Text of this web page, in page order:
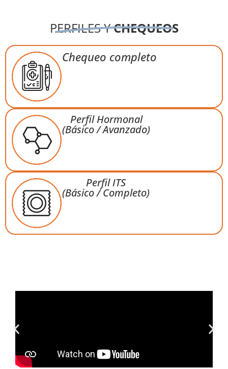
PERFILES YCHEQUEOS
Chequeo completo
Perfil Hormonal
(Básico / Avanzado)
Perfil ITS
(Básico / Completo)